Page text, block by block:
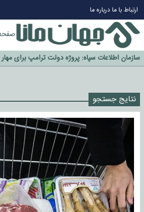
ارتباط با مادرباره ما
چرا طلا دوباره افزایشی شد؟
گزینه جدایی اوسمار روی میز مدیران پرسپولیس
سازمان اطلاعات سپاه: پروژه دولت ترامپ برای
نتایج جستجو